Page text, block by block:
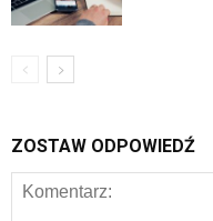
ZOSTAW ODPOWIEDŹ